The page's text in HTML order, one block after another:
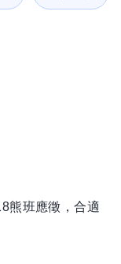
熊班應徵，合適